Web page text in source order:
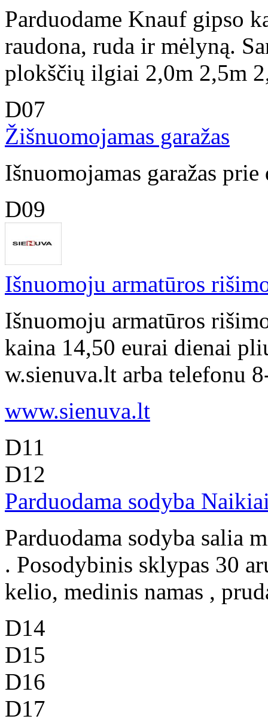
Parduodame Knauf gipso
raudona, ruda ir mėlyną.
plokščių ilgiai 2,0m 2,5m
D07
Žišnuomojamas garažas
Išnuomojamas garažas
D09
Išnuomoju armatūros
Išnuomoju armatūros
kaina 14,50 eurai dienai
w.sienuva.lt arba telefonu
www.sienuva.lt
D11
D12
Parduodama sodyba
Parduodama sodyba salia
. Posodybinis sklypas 30
kelio, medinis namas ,
D14
D15
D16
D17